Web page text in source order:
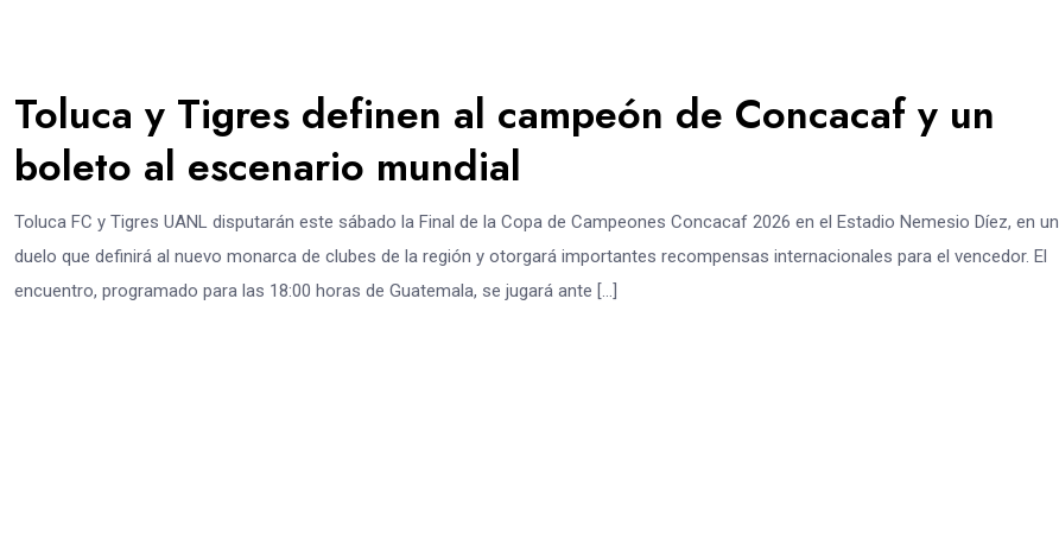
Toluca y Tigres definen al campeón de Concacaf y un
boleto al escenario mundial
Toluca FC y Tigres UANL disputarán este sábado la Final de la Copa de Campeones Concacaf 2026 en el Estadio Nemesio Díez, en un
duelo que definirá al nuevo monarca de clubes de la región y otorgará importantes recompensas internacionales para el vencedor. El
encuentro, programado para las 18:00 horas de Guatemala, se jugará ante […]